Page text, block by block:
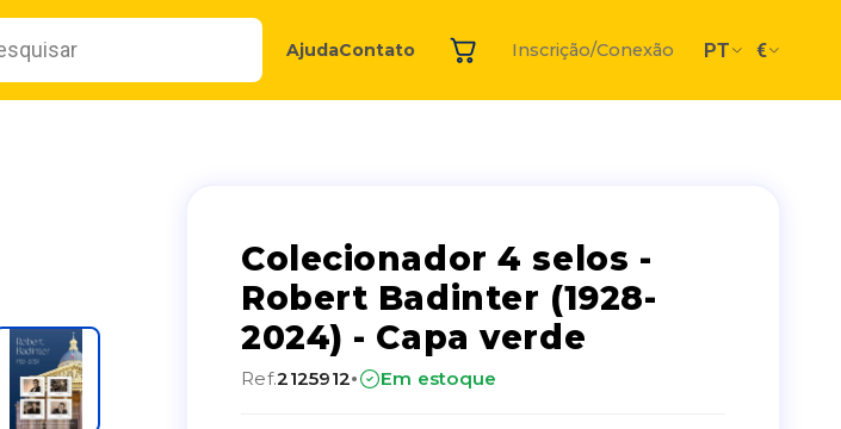
AjudaContato Inscrição/Conexão PT €
Colecionador 4 selos -
Robert Badinter (1928-
2024) - Capa verde
Ref.2125912· Em estoque